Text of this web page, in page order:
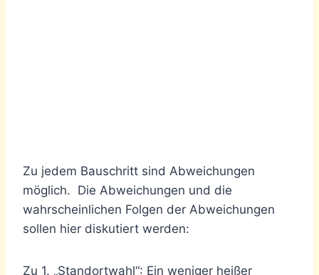
Zu jedem Bauschritt sind Abweichungen
möglich. Die Abweichungen und die
wahrscheinlichen Folgen der Abweichungen
sollen hier diskutiert werden:
Zu 1. „Standortwahl“: Ein weniger heißer